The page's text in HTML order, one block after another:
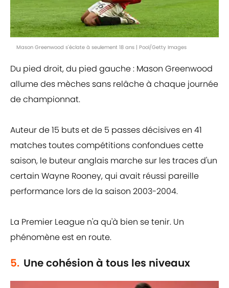
Mason Greenwood s'éclate à seulement 18 ans | Pool/Getty Images
Du pied droit, du pied gauche : Mason Greenwood
allume des mèches sans relâche à chaque journée
de championnat.
Auteur de 15 buts et de 5 passes décisives en 41
matches toutes compétitions confondues cette
saison, le buteur anglais marche sur les traces d'un
certain Wayne Rooney, qui avait réussi pareille
performance lors de la saison 2003-2004.
La Premier League n'a qu'à bien se tenir. Un
phénomène est en route.
5. Une cohésion à tous les niveaux